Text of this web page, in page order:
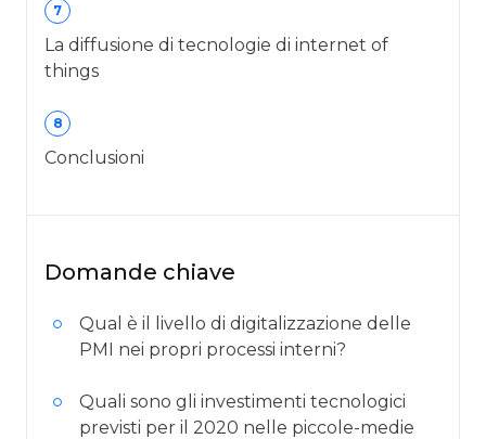
7
La diffusione di tecnologie di internet of
things
8
Conclusioni
Domande chiave
Qual è il livello di digitalizzazione delle
PMI nei propri processi interni?
Quali sono gli investimenti tecnologici
previsti per il 2020 nelle piccole-medie